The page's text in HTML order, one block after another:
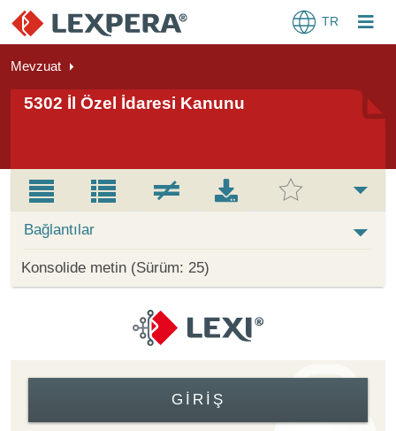
TR
Mevzuat
5302 İl Özel İdaresi Kanunu
Bağlantılar
Konsolide metin (Sürüm: 25)
GIRIŞ